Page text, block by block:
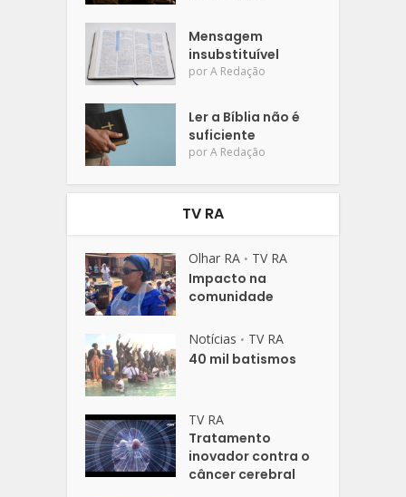
Mensagem
insubstituível
porA Redação
Ler a Bíblia não é
suficiente
porA Redação
TV RA
Olhar RA • TV RA
Impacto na
comunidade
Notícias • TV RA
40 mil batismos
TV RA
Tratamento
inovador contra o
câncer cerebral